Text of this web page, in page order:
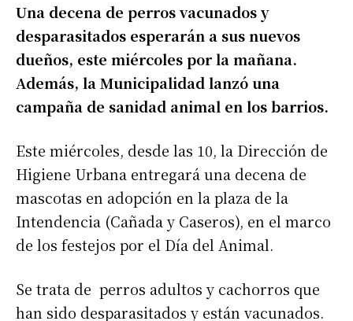
Una decena de perros vacunados y
desparasitados esperarán a sus nuevos
dueños, este miércoles por la mañana.
Además, la Municipalidad lanzó una
campaña de sanidad animal en los barrios.
Este miércoles, desde las 10, la Dirección de
Higiene Urbana entregará una decena de
mascotas en adopción en la plaza de la
Intendencia (Cañada y Caseros), en el marco
de los festejos por el Día del Animal.
Se trata de perros adultos y cachorros que
han sido desparasitados y están vacunados.